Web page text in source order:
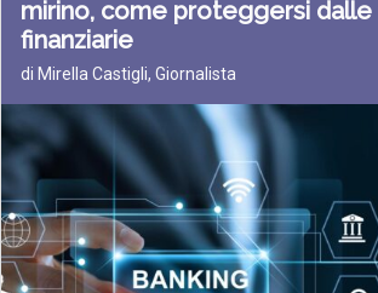
mirino, come proteggersi
finanziarie
di Mirella Castigli, Giornalista